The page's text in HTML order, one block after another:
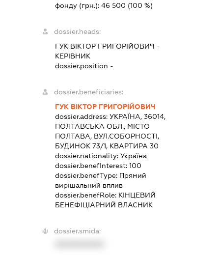
фонду (грн.): 46 500 (100 %)
dossier.heads:
ГУК ВІКТОР ГРИГОРІЙОВИЧ -
КЕРІВНИК
dossier.position -
dossier.beneficiaries:
ГУК ВІКТОР ГРИГОРІЙОВИЧ
dossier.address: УКРАЇНА, 36014,
ПОЛТАВСЬКА ОБЛ., МІСТО
ПОЛТАВА, ВУЛ.СОБОРНОСТІ,
БУДИНОК 73/1, КВАРТИРА 30
dossier.nationality: Україна
dossier.benefInterest: 100
dossier.benefType: Прямий
вирішальний вплив
dossier.benefRole: КІНЦЕВИЙ
БЕНЕФІЦІАРНИЙ ВЛАСНИК
dossier.smida: